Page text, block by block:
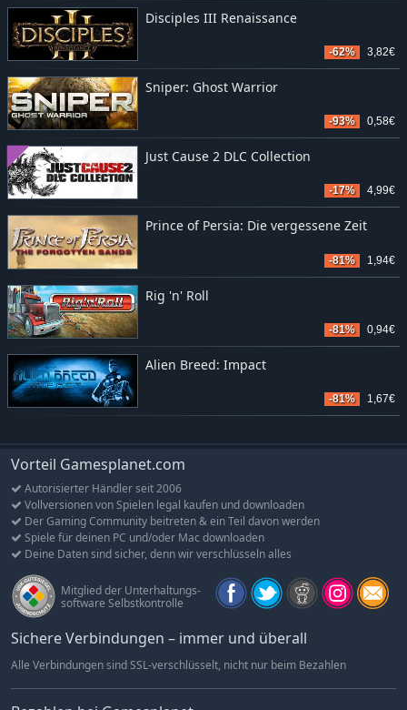
Disciples III Renaissance
-62% 3,82€
Sniper: Ghost Warrior
-93% 0,58€
Just Cause 2 DLC Collection
-17% 4,99€
Prince of Persia: Die vergessene Zeit
-81% 1,94€
Rig 'n' Roll
-81% 0,94€
Alien Breed: Impact
-81% 1,67€
Vorteil Gamesplanet.com
Autorisierter Händler seit 2006
Vollversionen von Spielen legal kaufen und downloaden
Der Gaming Community beitreten & ein Teil davon werden
Spiele für deinen PC und/oder Mac downloaden
Deine Daten sind sicher, denn wir verschlüsseln alles
Mitglied der Unterhaltungs-
software Selbstkontrolle
Sichere Verbindungen – immer und überall
Alle Verbindungen sind SSL-verschlüsselt, nicht nur beim Bezahlen